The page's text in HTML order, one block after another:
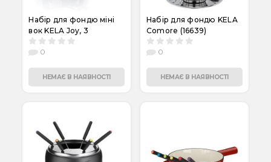
Набір для фондю міні
вок KELA Joy, 3
предмета, 0.35 л
(10059)
0
НЕМАЄ В НАЯВНОСТІ
Набір для фондю KELA
Comore (16639)
0
НЕМАЄ В НАЯВНОСТІ